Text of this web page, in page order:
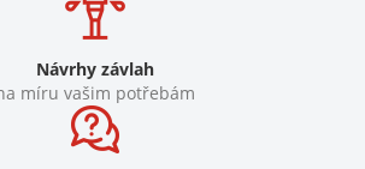
Návrhy závlah
míru vašim potřebám